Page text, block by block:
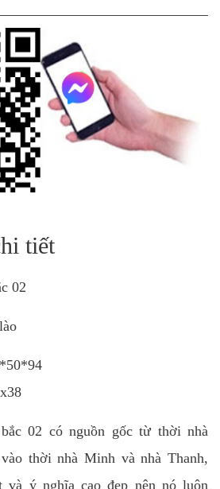
tiết
02
02 có nguồn gốc từ thời nhà
thời nhà Minh và nhà Thanh,
và ý nghĩa cao đẹp nên nó luôn